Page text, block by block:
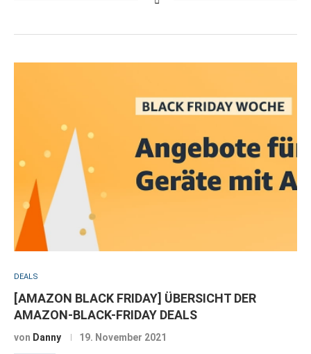
DEALS
[AMAZON BLACK FRIDAY] ÜBERSICHT DER
AMAZON-BLACK-FRIDAY DEALS
von Danny 19. November 2021